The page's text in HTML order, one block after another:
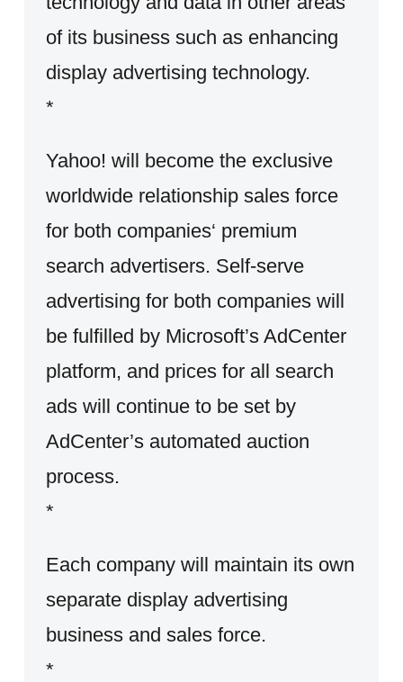
of its business such as enhancing
display advertising technology.
*
Yahoo! will become the exclusive
worldwide relationship sales force
for both companies‘ premium
search advertisers. Self-serve
advertising for both companies will
be fulfilled by Microsoft’s AdCenter
platform, and prices for all search
ads will continue to be set by
AdCenter’s automated auction
process.
*
Each company will maintain its own
separate display advertising
business and sales force.
*